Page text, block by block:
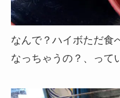
なんで？ハイボただ食
なっちゃうの？、って